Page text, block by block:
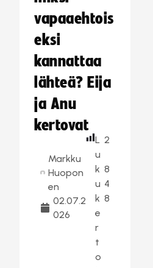
vapaaehtois
eksi
kannattaa
lähteä? Eija
ja Anu
kertovat
Markku
Huopon
en
02.07.2
026
L
u
k
u
k
e
r
t
o
2
8
4
8